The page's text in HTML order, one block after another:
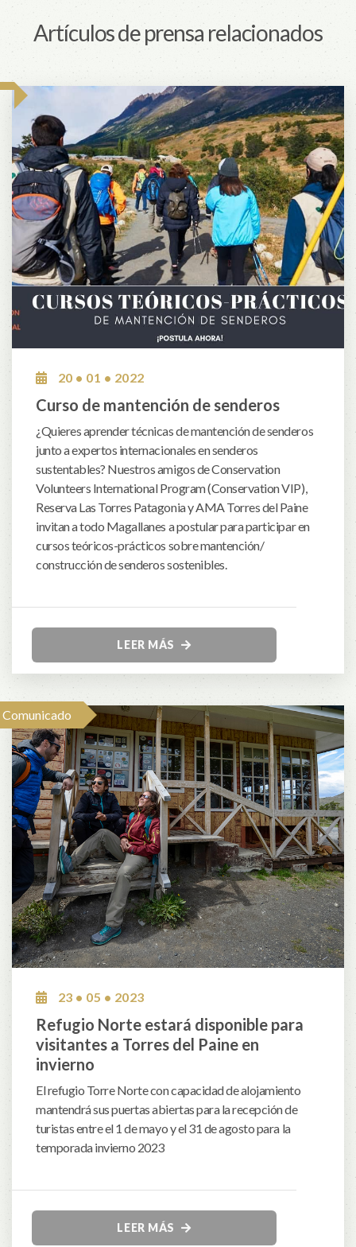
Artículos de prensa relacionados
20 • 01 • 2022
Curso de mantención de senderos
¿Quieres aprender técnicas de mantención de senderos
junto a expertos internacionales en senderos
sustentables? Nuestros amigos de Conservation
Volunteers International Program (Conservation VIP),
Reserva Las Torres Patagonia y AMA Torres del Paine
invitan a todo Magallanes a postular para participar en
cursos teóricos-prácticos sobre mantención/
construcción de senderos sostenibles.
LEER MÁS
Comunicado
23 • 05 • 2023
Refugio Norte estará disponible para
visitantes a Torres del Paine en
invierno
El refugio Torre Norte con capacidad de alojamiento
mantendrá sus puertas abiertas para la recepción de
turistas entre el 1 de mayo y el 31 de agosto para la
temporada invierno 2023
LEER MÁS